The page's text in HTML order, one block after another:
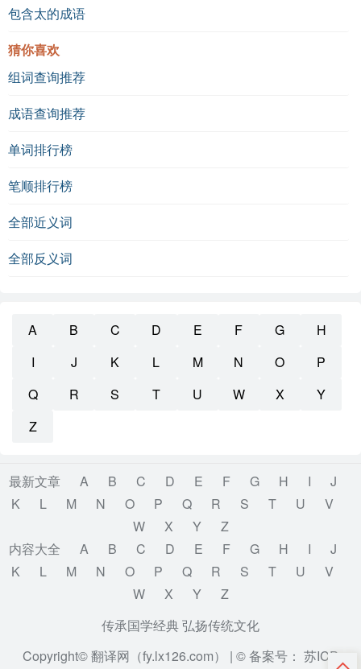
包含太的成语
猜你喜欢
组词查询推荐
成语查询推荐
单词排行榜
笔顺排行榜
全部近义词
全部反义词
A B C D E F G
H
I
J K L M N O
P
Q
R S T U W X
Y
Z
最新文章 A B C D E F G H I
J
K
L M N O P Q R S T U
V
W
X Y
Z
内容大全
A B C D E F G H I
J
K
L M N O P Q R S T U
V
W
X Y
Z
传承国学经典 弘扬传统文化
Copyright© 翻译网（fy.lx126.com） | © 备案号： 苏ICP